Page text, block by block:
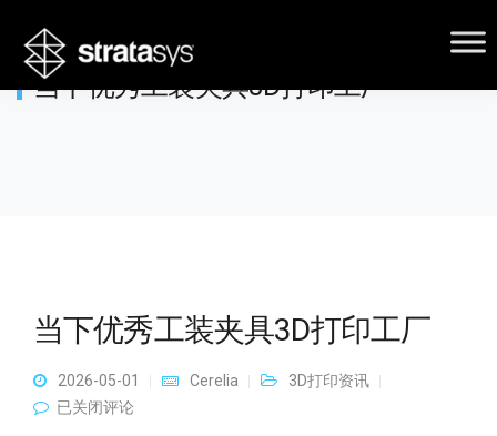
当下优秀工装夹具3D打印工厂
当下优秀工装夹具3D打印工厂
2026-05-01 Cerelia
3D打印资讯
当下优秀工装夹具3D打印工厂
已关闭评论